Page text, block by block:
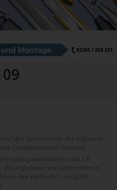
den Gesamtpreis des Angebots
Einzelpositionen bewertet.
gewährleistet sein z.B.
Angeboten von Unternehmen
des Verkäufers zuzügich